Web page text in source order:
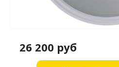
26 200 руб